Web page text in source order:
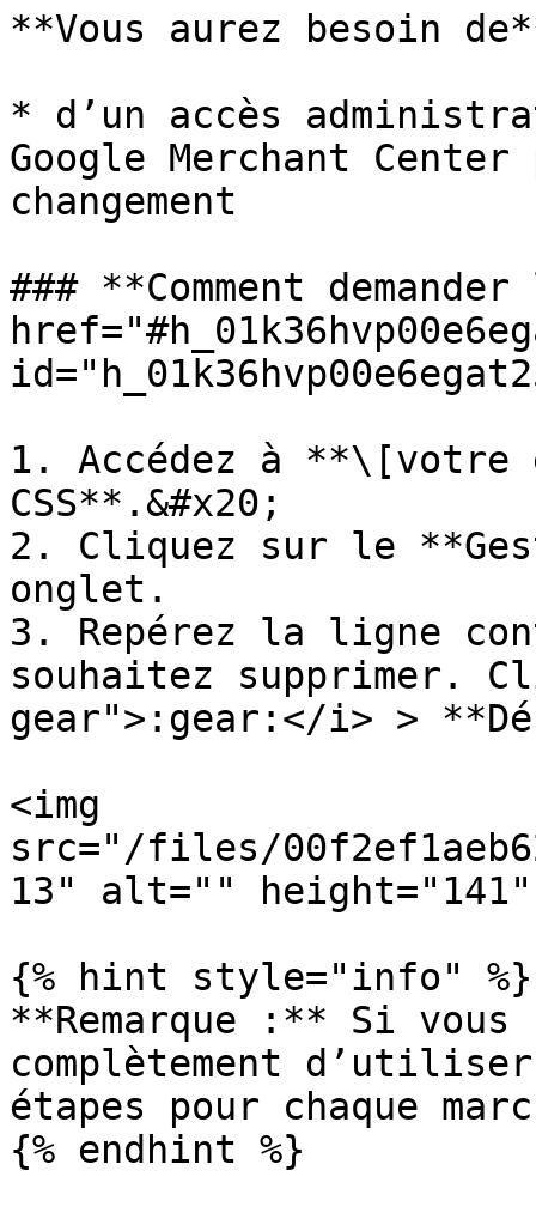
**Vous aurez besoin
* d’un accès
Google Merchant
changement
### **Comment
1. Accédez à **\[votre
CSS**.&#x20;
2. Cliquez sur le
onglet.
3. Repérez la ligne
souhaitez supprimer.
gear">:gear:</i> >
<img
src="/files/
13" alt="" height="141"
{% hint style="info" %}
**Remarque :** Si
complètement
étapes pour chaque
{% endhint %}